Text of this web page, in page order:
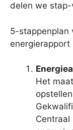
delen we
5-stappenplan
energierapport
Het
Centraal